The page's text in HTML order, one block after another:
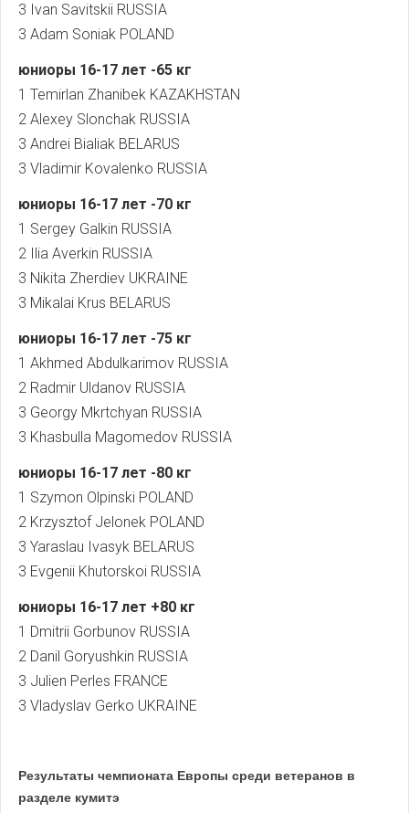
3 Ivan Savitskii RUSSIA
3 Adam Soniak POLAND
юниоры 16-17 лет -65 кг
1 Temirlan Zhanibek KAZAKHSTAN
2 Alexey Slonchak RUSSIA
3 Andrei Bialiak BELARUS
3 Vladimir Kovalenko RUSSIA
юниоры 16-17 лет -70 кг
1 Sergey Galkin RUSSIA
2 Ilia Averkin RUSSIA
3 Nikita Zherdiev UKRAINE
3 Mikalai Krus BELARUS
юниоры 16-17 лет -75 кг
1 Akhmed Abdulkarimov RUSSIA
2 Radmir Uldanov RUSSIA
3 Georgy Mkrtchyan RUSSIA
3 Khasbulla Magomedov RUSSIA
юниоры 16-17 лет -80 кг
1 Szymon Olpinski POLAND
2 Krzysztof Jelonek POLAND
3 Yaraslau Ivasyk BELARUS
3 Evgenii Khutorskoi RUSSIA
юниоры 16-17 лет +80 кг
1 Dmitrii Gorbunov RUSSIA
2 Danil Goryushkin RUSSIA
3 Julien Perles FRANCE
3 Vladyslav Gerko UKRAINE
Результаты чемпионата Европы среди ветеранов в
разделе кумитэ